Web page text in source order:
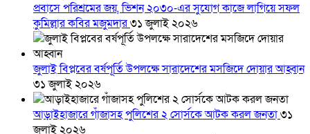
প্রবাসে পরিশ্রমের জয়, ভিশন ২০৩০-এর সুযোগ কাজে লাগিয়ে সফল
কুমিল্লার কবির মজুমদার৩১ জুলাই ২০২৬
জুলাই বিপ্লবের বর্ষপূর্তি উপলক্ষে সারাদেশের মসজিদে দোয়ার আহ্বান
৩১ জুলাই ২০২৬
আড়াইহাজারে গাঁজাসহ পুলিশের ২ সোর্সকে আটক করল জনতা৩১
জুলাই ২০২৬